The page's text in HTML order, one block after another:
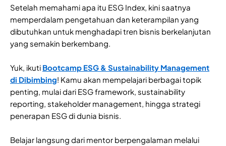
Setelah memahami apa itu ESG Index, kini saatnya
memperdalam pengetahuan dan keterampilan yang
dibutuhkan untuk menghadapi tren bisnis berkelanjutan
yang semakin berkembang.
Yuk, ikuti Bootcamp ESG & Sustainability Management
di Dibimbing! Kamu akan mempelajari berbagai topik
penting, mulai dari ESG framework, sustainability
reporting, stakeholder management, hingga strategi
penerapan ESG di dunia bisnis.
Belajar langsung dari mentor berpengalaman melalui